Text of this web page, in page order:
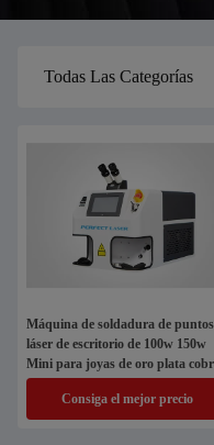
Todas Las Categorías
Máquina de soldadura de puntos
láser de escritorio de 100w 150w
Mini para joyas de oro plata
Consiga el mejor precio